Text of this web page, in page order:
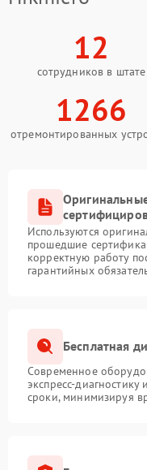
12
сотрудников в штате
1266
отремонтированных
Используются
прошедшие
корректную работу
гарантийных
Бесплатная
Современное
экспресс-
сроки, минимизируя